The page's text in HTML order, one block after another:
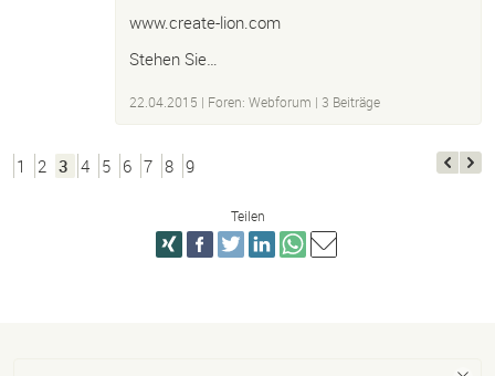
www.create-lion.com
Stehen Sie…
22.04.2015 | Foren: Webforum | 3 Beiträge
1 2 3 4 5 6 7 8 9
Teilen